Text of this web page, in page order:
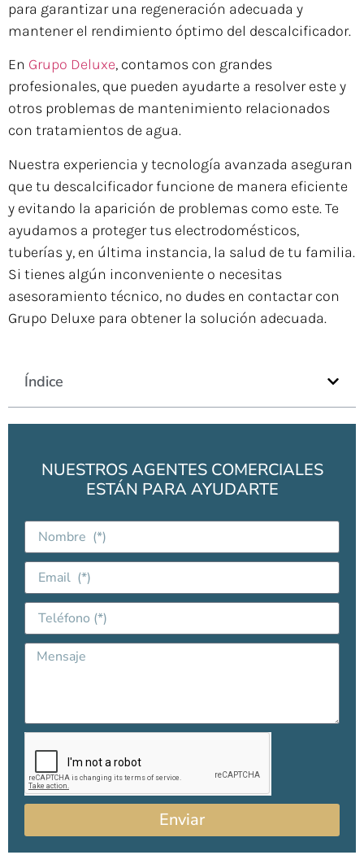
para garantizar una regeneración adecuada y
mantener el rendimiento óptimo del descalcificador.
En Grupo Deluxe, contamos con grandes
profesionales, que pueden ayudarte a resolver este y
otros problemas de mantenimiento relacionados
con tratamientos de agua.
Nuestra experiencia y tecnología avanzada aseguran
que tu descalcificador funcione de manera eficiente
y evitando la aparición de problemas como este. Te
ayudamos a proteger tus electrodomésticos,
tuberías y, en última instancia, la salud de tu familia.
Si tienes algún inconveniente o necesitas
asesoramiento técnico, no dudes en contactar con
Grupo Deluxe para obtener la solución adecuada.
Índice
NUESTROS AGENTES COMERCIALES
ESTÁN PARA AYUDARTE
Enviar